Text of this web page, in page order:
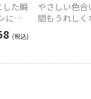
した瞬
にち
。
(税込)
やさしい色
間もうれしく
ょうどいい